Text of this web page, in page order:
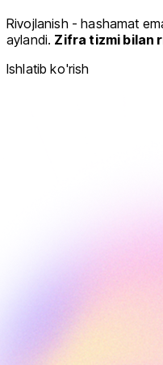
Rivojlanish - hashamat
aylandi. Zifra tizmi bilan
Ishlatib ko'rish